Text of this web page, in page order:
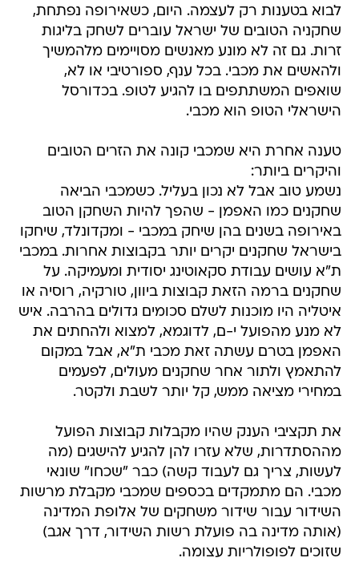
לבוא בטענות רק לעצמה. היום, כשאירופה נפתחת,
שחקניה הטובים של ישראל עוברים לשחק בליגות
זרות. גם זה לא מונע מאנשים מסויימים מלהמשיך
ולהאשים את מכבי. בכל ענף, ספורטיבי או לא,
שואפים המשתתפים בו להגיע לטופ. בכדורסל
הישראלי הטופ הוא מכבי.
טענה אחרת היא שמכבי קונה את הזרים הטובים
והיקרים ביותר:
נשמע טוב אבל לא נכון בעליל. כשמכבי הביאה
שחקנים כמו האפמן - שהפך להיות השחקן הטוב
באירופה בשנים בהן שיחק במכבי - ומקדונלד, שיחקו
בישראל שחקנים יקרים יותר בקבוצות אחרות. במכבי
ת"א עושים עבודת סקאוטינג יסודית ומעמיקה. על
שחקנים ברמה הזאת קבוצות ביוון, טורקיה, רוסיה או
איטליה היו מוכנות לשלם סכומים גדולים בהרבה. איש
לא מנע מהפועל י-ם, לדוגמא, למצוא ולהחתים את
האפמן בטרם עשתה זאת מכבי ת"א, אבל במקום
להתאמץ ולתור אחר שחקנים מעולים, לפעמים
במחירי מציאה ממש, קל יותר לשבת ולקטר.
את תקציבי הענק שהיו מקבלות קבוצות הפועל
מההסתדרות, שלא עזרו להן להגיע להישגים (מה
לעשות, צריך גם לעבוד קשה) כבר "שכחו" שונאי
מכבי. הם מתמקדים בכספים שמכבי מקבלת מרשות
השידור עבור שידור משחקים של אלופת המדינה
(אותה מדינה בה פועלת רשות השידור, דרך אגב)
שזוכים לפופולריות עצומה.